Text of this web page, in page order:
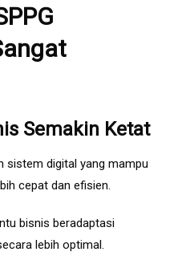
Semakin Ketat
sistem digital yang mampu
cepat dan efisien.
bisnis beradaptasi
lebih optimal.